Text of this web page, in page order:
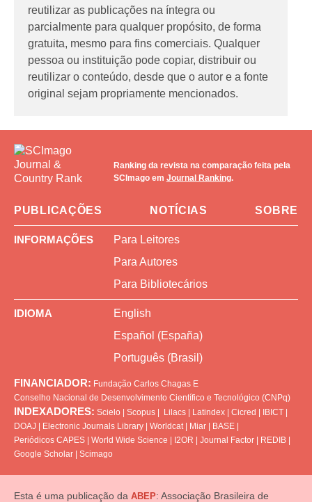
reutilizar as publicações na íntegra ou
parcialmente para qualquer propósito, de forma
gratuita, mesmo para fins comerciais. Qualquer
pessoa ou instituição pode copiar, distribuir ou
reutilizar o conteúdo, desde que o autor e a fonte
original sejam propriamente mencionados.
Ranking da revista na comparação feita pela
SCImago em Journal Ranking.
PUBLICAÇÕES NOTÍCIAS SOBRE
INFORMAÇÕES
Para Leitores
Para Autores
Para Bibliotecários
IDIOMA
English
Español (España)
Português (Brasil)
FINANCIADOR: Fundação Carlos Chagas E
Conselho Nacional de Desenvolvimento Científico e Tecnológico (CNPq)
INDEXADORES: Scielo Scopus Lilacs Latindex Cicred IBICT
DOAJ
Electronic Journals Library Worldcat| Miar BASE
Periódicos CAPES
World Wide Science I2OR Journal Factor REDIB
Google Scholar
Scimago
Esta é uma publicação da ABEP: Associação Brasileira de